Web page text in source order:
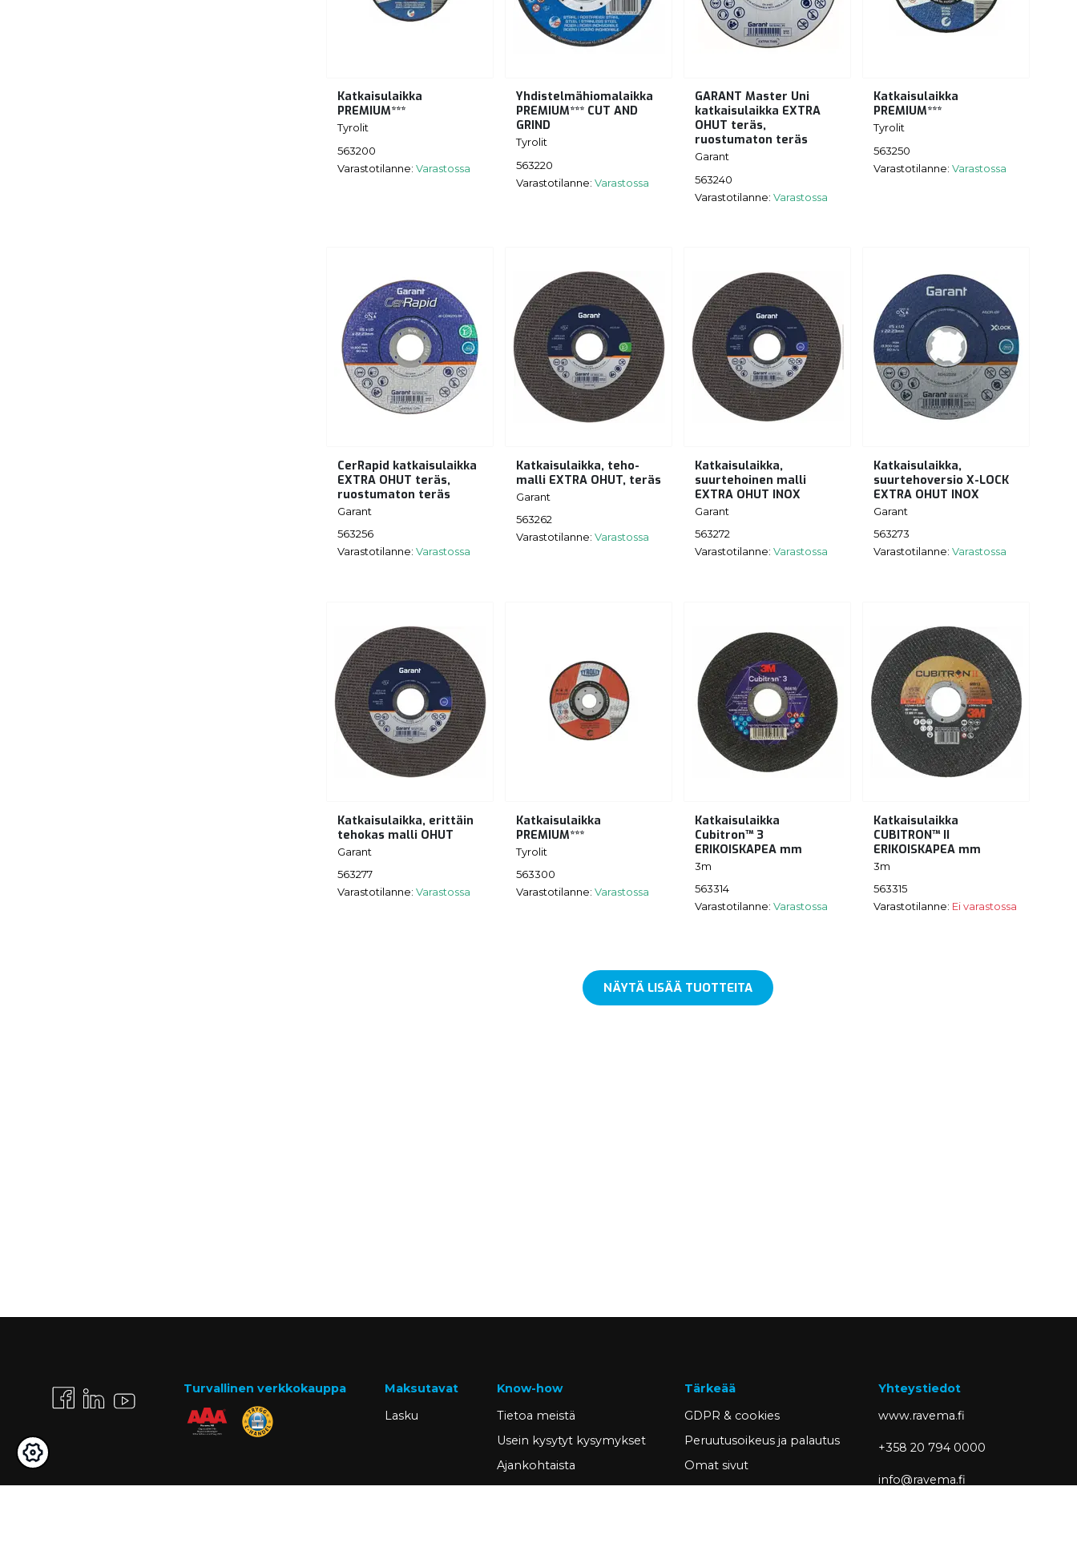
Katkaisulaikka
PREMIUM***
Tyrolit
563200
Varastotilanne: Varastossa
Yhdistelmähiomalaikka
PREMIUM*** CUT AND
GRIND
Tyrolit
563220
Varastotilanne: Varastossa
GARANT Master Uni
katkaisulaikka EXTRA
OHUT teräs,
ruostumaton teräs
Garant
563240
Varastotilanne: Varastossa
Katkaisulaikka
PREMIUM***
Tyrolit
563250
Varastotilanne: Varastossa
CerRapid katkaisulaikka
EXTRA OHUT teräs,
ruostumaton teräs
Garant
563256
Varastotilanne: Varastossa
Katkaisulaikka, teho-
malli EXTRA OHUT, teräs
Garant
563262
Varastotilanne: Varastossa
Katkaisulaikka,
suurtehoinen malli
EXTRA OHUT INOX
Garant
563272
Varastotilanne: Varastossa
Katkaisulaikka,
suurtehoversio X-LOCK
EXTRA OHUT INOX
Garant
563273
Varastotilanne: Varastossa
Katkaisulaikka, erittäin
tehokas malli OHUT
Garant
563277
Varastotilanne: Varastossa
Katkaisulaikka
PREMIUM***
Tyrolit
563300
Varastotilanne: Varastossa
Katkaisulaikka
Cubitron™ 3
ERIKOISKAPEA mm
3m
563314
Varastotilanne: Varastossa
Katkaisulaikka
CUBITRON™ II
ERIKOISKAPEA mm
3m
563315
Varastotilanne: Ei varastossa
NÄYTÄ LISÄÄ TUOTTEITA
Turvallinen verkkokauppa
Maksutavat
Lasku
Know-how
Tietoa meistä
Usein kysytyt kysymykset
Ajankohtaista
Tärkeää
GDPR & cookies
Peruutusoikeus ja palautus
Omat sivut
Yhteystiedot
www.ravema.fi
+358 20 794 0000
info@ravema.fi